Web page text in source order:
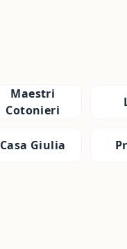
Maestri
Cotonieri
Casa Giulia